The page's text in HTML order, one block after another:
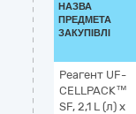
НАЗВА
ПРЕДМЕТА
ЗАКУПІВЛІ
Реагент UF-
CELLPACK™
SF, 2,1 L (л) x